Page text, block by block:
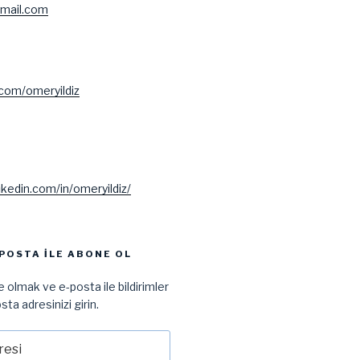
omeryildiz
in/omeryildiz/
ILE ABONE OL
olmak ve e-posta ile bildirimler
adresinizi girin.